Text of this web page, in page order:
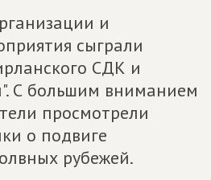
и
сыграли
СДК и
С большим вниманием
просмотрели
о подвиге
рубежей.